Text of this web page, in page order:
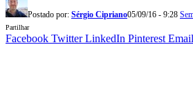
Postado por: Sérgio Cipriano05/09/16 - 9:28
Partilhar
Facebook Twitter LinkedIn Pinterest Email